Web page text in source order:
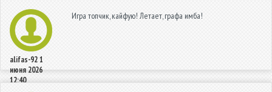
alifas-921
июня 2026
12:40
Игра топчик, кайфую! Летает, графа имба!